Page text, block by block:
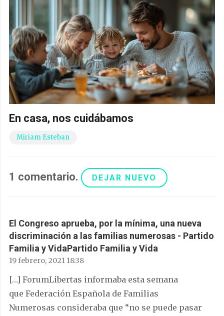
En casa, nos cuidábamos
Miriam Esteban
1 comentario. DEJAR NUEVO
El Congreso aprueba, por la mínima, una nueva
discriminación a las familias numerosas - Partido
Familia y VidaPartido Familia y Vida
19 febrero, 2021 18:38
[…] ForumLibertas informaba esta semana
que Federación Española de Familias
Numerosas consideraba que “no se puede pasar